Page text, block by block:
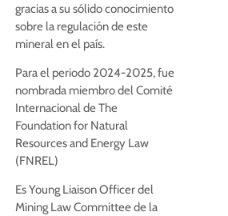
gracias a su sólido conocimiento
sobre la regulación de este
mineral en el país.
Para el periodo 2024-2025, fue
nombrada miembro del Comité
Internacional de The
Foundation for Natural
Resources and Energy Law
(FNREL)
Es Young Liaison Officer del
Mining Law Committee de la